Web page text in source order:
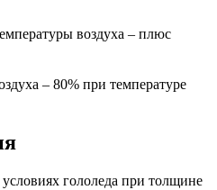
воздуха – плюс
– 80% при температуре
гололеда при толщине